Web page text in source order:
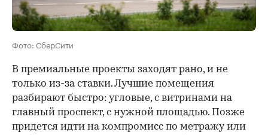
Фото: СберСити
В премиальные проекты заходят рано, и не
только из-за ставки. Лучшие помещения
разбирают быстро: угловые, с витринами на
главный проспект, с нужной площадью. Позже
придется идти на компромисс по метражу или